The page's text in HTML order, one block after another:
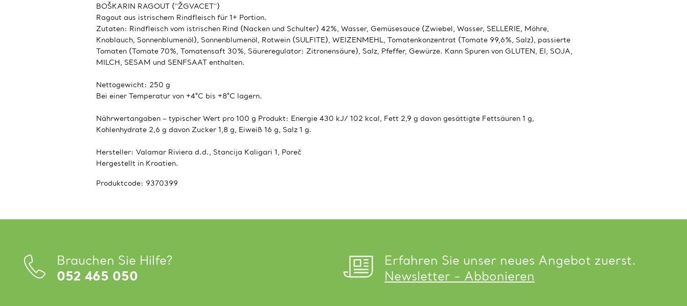
BOŠKARIN RAGOUT (''ŽGVACET'')
Ragout aus istrischem Rindfleisch für 1+ Portion.
Zutaten: Rindfleisch vom istrischen Rind (Nacken und Schulter) 42%, Wasser, Gemüsesauce (Zwiebel, Wasser, SELLERIE, Möhre,
Knoblauch, Sonnenblumenöl), Sonnenblumenöl, Rotwein (SULFITE), WEIZENMEHL, Tomatenkonzentrat (Tomate 99,6%, Salz), passierte
Tomaten (Tomate 70%, Tomatensaft 30%, Säureregulator: Zitronensäure), Salz, Pfeffer, Gewürze. Kann Spuren von GLUTEN, EI, SOJA,
MILCH, SESAM und SENFSAAT enthalten.
Nettogewicht: 250 g
Bei einer Temperatur von +4°C bis +8°C lagern.
Nährwertangaben – typischer Wert pro 100 g Produkt: Energie 430 kJ/ 102 kcal, Fett 2,9 g davon gesättigte Fettsäuren 1 g,
Kohlenhydrate 2,6 g davon Zucker 1,8 g, Eiweiß 16 g, Salz 1 g.
Hersteller: Valamar Riviera d.d., Stancija Kaligari 1, Poreč
Hergestellt in Kroatien.
Produktcode: 9370399
Brauchen Sie Hilfe?
052 465 050
Erfahren Sie unser neues Angebot zuerst.
Newsletter - Abbonieren